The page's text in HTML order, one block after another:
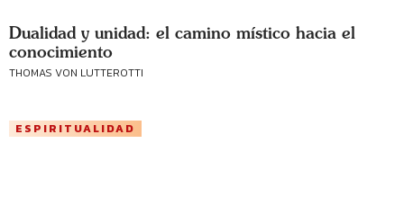
Dualidad y unidad: el camino místico hacia el
conocimiento
THOMAS VON LUTTEROTTI
ESPIRITUALIDAD